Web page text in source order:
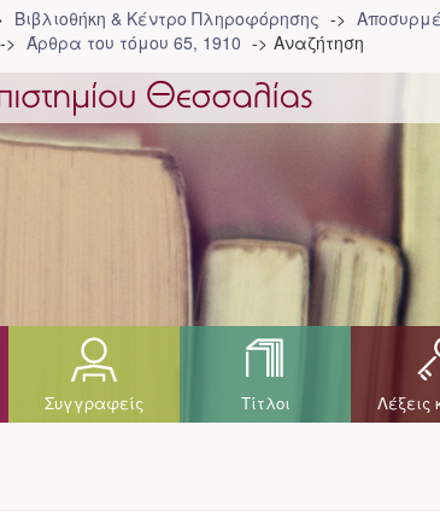
Βιβλιοθήκη & Κέντρο Πληροφόρησης
Άρθρα του τόμου 65, 1910 Αναζήτηση
Συγγραφείς Τίτλοι Λέξεις